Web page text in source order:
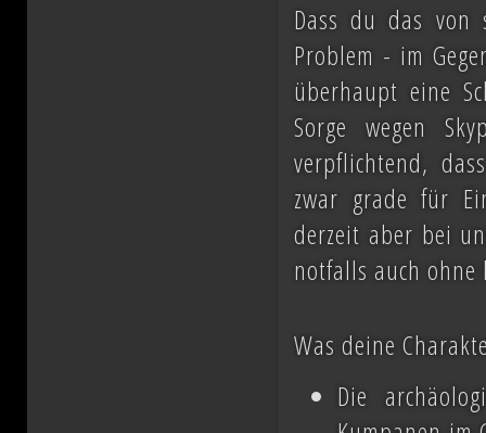
Dass du das
Problem - im
überhaupt eine
Sorge wegen
verpflichtend,
zwar grade für
derzeit aber bei
notfalls auch
Was deine
Die